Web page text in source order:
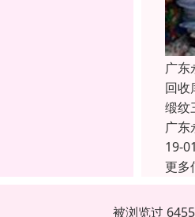
广东
回收
缎纹
广东
19-
更多
被浏览过